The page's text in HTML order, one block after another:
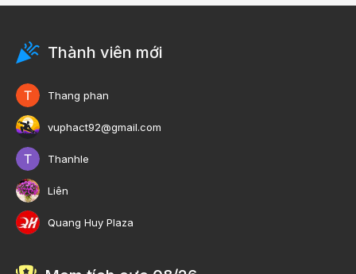
Thành viên mới
Thang phan
vuphact92@gmail.com
Thanhle
Liên
Quang Huy Plaza